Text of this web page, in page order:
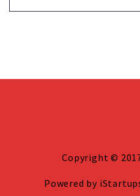
Copyright ©
Powered by